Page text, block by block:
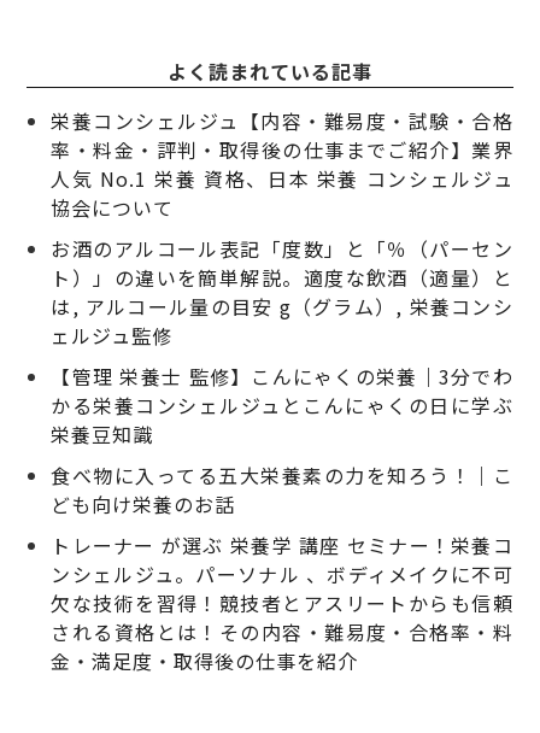
よく読まれている記事
栄養コンシェルジュ【内容・難易度・試験・合格
率・料金・評判・取得後の仕事までご紹介】業界
人気 No.1 栄養 資格、日本 栄養 コンシェルジュ
協会について
お酒のアルコール表記「度数」と「％（パーセン
ト）」の違いを簡単解説。適度な飲酒（適量）と
は, アルコール量の目安 g（グラム）, 栄養コンシ
ェルジュ監修
【管理 栄養士 監修】こんにゃくの栄養｜3分でわ
かる栄養コンシェルジュとこんにゃくの日に学ぶ
栄養豆知識
食べ物に入ってる五大栄養素の力を知ろう！｜こ
ども向け栄養のお話
トレーナー が選ぶ 栄養学 講座 セミナー！栄養コ
ンシェルジュ。パーソナル 、ボディメイクに不可
欠な技術を習得！競技者とアスリートからも信頼
される資格とは！その内容・難易度・合格率・料
金・満足度・取得後の仕事を紹介